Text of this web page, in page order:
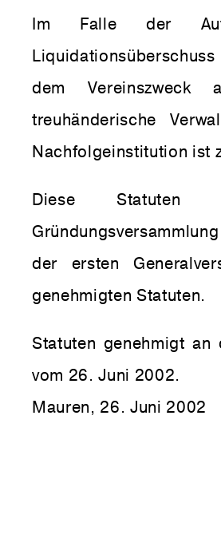
Im Falle der
dem Vereinszweck
treuhänderische
Nachfolgeinstitution ist
Diese
der ersten
genehmigten Statuten.
Statuten genehmigt an
vom 26. Juni 2002.
Mauren, 26. Juni 2002